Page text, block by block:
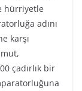
hürriyetle
adını
karşı
çadırlık bir